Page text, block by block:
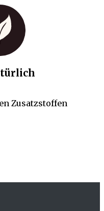
Zusatzstoffen